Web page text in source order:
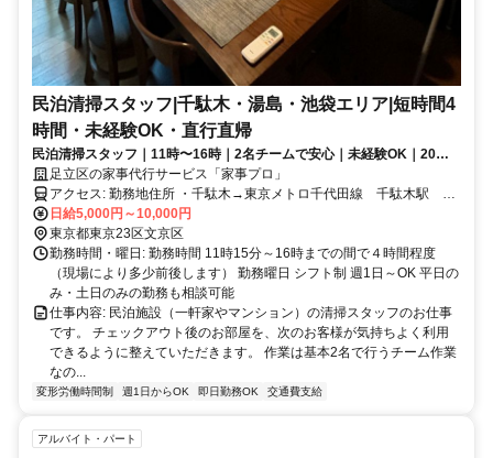
民泊清掃スタッフ|千駄木・湯島・池袋エリア|短時間4
時間・未経験OK・直行直帰
民泊清掃スタッフ｜11時〜16時｜2名チームで安心｜未経験OK｜20代
～60代活躍中
足立区の家事代行サービス「家事プロ」
アクセス: 勤務地住所 ・千駄木→東京メトロ千代田線 千駄木駅 徒
歩3分 ・湯島→東京メトロ千代田線 湯島駅 徒歩10分 東京メトロ
丸の内線、都営大江戸線 本郷三丁目駅 徒歩８分 ・池袋→東京メ
トロ有楽町線、東京メトロ副都心線 要町駅 徒歩12分
日給5,000円～10,000円
東京都東京23区文京区
勤務時間・曜日: 勤務時間 11時15分～16時までの間で４時間程度
（現場により多少前後します） 勤務曜日 シフト制 週1日～OK 平日の
み・土日のみの勤務も相談可能
仕事内容: 民泊施設（一軒家やマンション）の清掃スタッフのお仕事
です。 チェックアウト後のお部屋を、次のお客様が気持ちよく利用
できるように整えていただきます。 作業は基本2名で行うチーム作業
なの...
変形労働時間制 週1日からOK 即日勤務OK 交通費支給
アルバイト・パート